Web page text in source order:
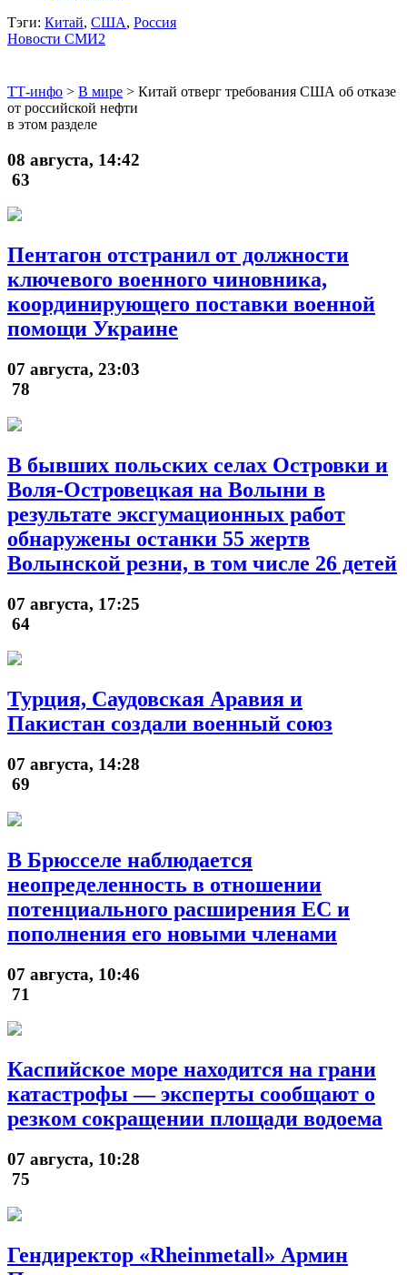
Тэги: Китай, США, Россия
Новости СМИ2
ТТ-инфо > В мире > Китай отверг требования США об отказе
от российской нефти
в этом разделе
08 августа, 14:42
63
Пентагон отстранил от должности
ключевого военного чиновника,
координирующего поставки военной
помощи Украине
07 августа, 23:03
78
В бывших польских селах Островки и
Воля-Островецкая на Волыни в
результате эксгумационных работ
обнаружены останки 55 жертв
Волынской резни, в том числе 26 детей
07 августа, 17:25
64
Турция, Саудовская Аравия и
Пакистан создали военный союз
07 августа, 14:28
69
В Брюсселе наблюдается
неопределенность в отношении
потенциального расширения ЕС и
пополнения его новыми членами
07 августа, 10:46
71
Каспийское море находится на грани
катастрофы — эксперты сообщают о
резком сокращении площади водоема
07 августа, 10:28
75
Гендиректор «Rheinmetall» Армин